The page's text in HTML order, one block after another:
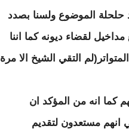
حلحلة الموضوع ولسنا بصدد
لقضاء ديونه كما اننا
التقي الشيخ الا مرة
كما انه من المؤكد ان
انهم مستعدون لتقديم